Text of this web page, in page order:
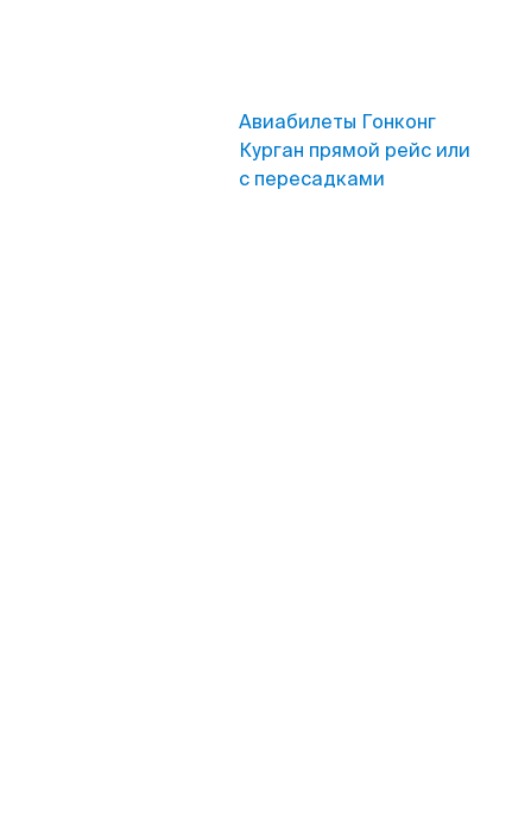
Авиабилеты Гонконг
Курган прямой рейс или
с пересадками